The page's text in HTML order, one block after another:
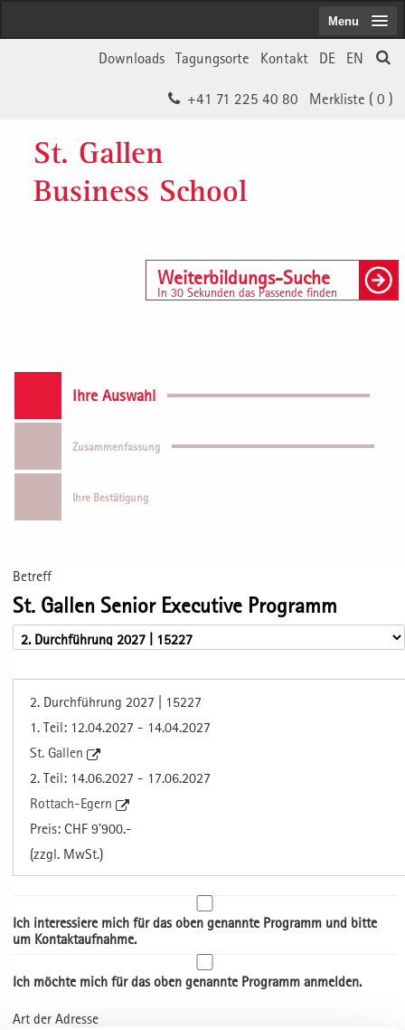
EN
DE
Kontakt
Tagungsorte
Downloads
Merkliste ( 0 )
+41 71 225 40 80
St. Gallen
Business School
Weiterbildungs-Suche
In 30 Sekunden das Passende finden
Menu
Ihre Auswahl
Zusammenfassung
Ihre Bestätigung
Betreff
St. Gallen Senior Executive Programm
2. Durchführung 2027 | 15227
1. Teil: 12.04.2027 - 14.04.2027
St. Gallen
2. Teil: 14.06.2027 - 17.06.2027
Rottach-Egern
Preis: CHF 9'900.-
(zzgl. MwSt.)
Ich interessiere mich für das oben genannte Programm und bitte
um Kontaktaufnahme.
Ich möchte mich für das oben genannte Programm anmelden.
Art der Adresse